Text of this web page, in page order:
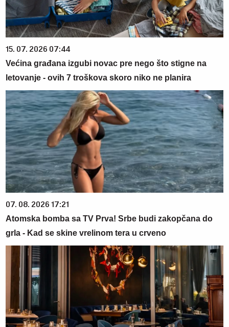
15. 07. 2026 07:44
Većina građana izgubi novac pre nego što stigne na
letovanje - ovih 7 troškova skoro niko ne planira
07. 08. 2026 17:21
Atomska bomba sa TV Prva! Srbe budi zakopčana do
grla - Kad se skine vrelinom tera u crveno